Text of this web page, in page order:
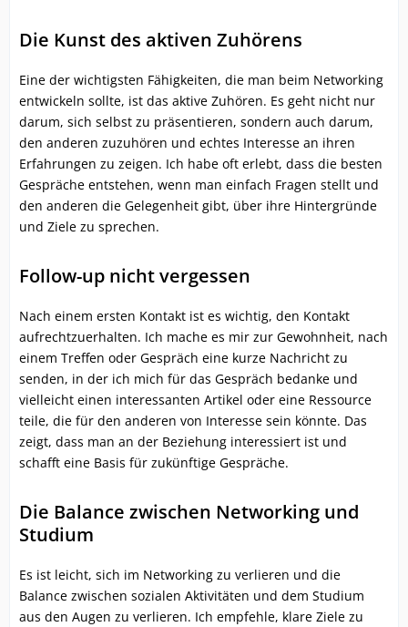
Die Kunst des aktiven Zuhörens
Eine der wichtigsten Fähigkeiten, die man beim Networking
entwickeln sollte, ist das aktive Zuhören. Es geht nicht nur
darum, sich selbst zu präsentieren, sondern auch darum,
den anderen zuzuhören und echtes Interesse an ihren
Erfahrungen zu zeigen. Ich habe oft erlebt, dass die besten
Gespräche entstehen, wenn man einfach Fragen stellt und
den anderen die Gelegenheit gibt, über ihre Hintergründe
und Ziele zu sprechen.
Follow-up nicht vergessen
Nach einem ersten Kontakt ist es wichtig, den Kontakt
aufrechtzuerhalten. Ich mache es mir zur Gewohnheit, nach
einem Treffen oder Gespräch eine kurze Nachricht zu
senden, in der ich mich für das Gespräch bedanke und
vielleicht einen interessanten Artikel oder eine Ressource
teile, die für den anderen von Interesse sein könnte. Das
zeigt, dass man an der Beziehung interessiert ist und
schafft eine Basis für zukünftige Gespräche.
Die Balance zwischen Networking und
Studium
Es ist leicht, sich im Networking zu verlieren und die
Balance zwischen sozialen Aktivitäten und dem Studium
aus den Augen zu verlieren. Ich empfehle, klare Ziele zu